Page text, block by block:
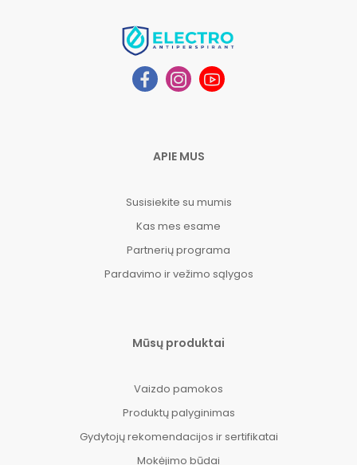
APIE MUS
Susisiekite su mumis
Kas mes esame
Partnerių programa
Pardavimo ir vežimo sąlygos
Mūsų produktai
Vaizdo pamokos
Produktų palyginimas
Gydytojų rekomendacijos ir sertifikatai
Mokėjimo būdai